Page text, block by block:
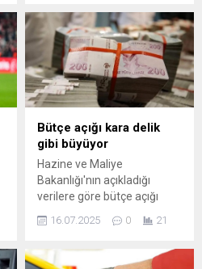
DÜZENLENECEK ŞENLİĞE
KATILANLAR, HEM DOĞANIN
KEYFİNİ ÇIKARACAK HEM
DE ÇOK SAYIDA ETKİNLİĞE
KATILMA İMKANI BULACAK.
Bursa Büyükşehir
Belediyesi’nin, Karacabey
Belediyesi ve Bursa Kültür,
Turizm ve Tanıtma Birliği’nin
katkılarıyla 6-7 Haziran’da
Karacabey’e bağlı
Eskikaraağaç’ta
düzenleyeceği ‘Bursa Leylek
Bütçe açığı kara delik
gibi büyüyor
Hazine ve Maliye
Bakanlığı'nın açıkladığı
verilere göre bütçe açığı
980,5 milyar lira açık
330,2 milyar liralık açık verdi.
16.07.2025 0 21